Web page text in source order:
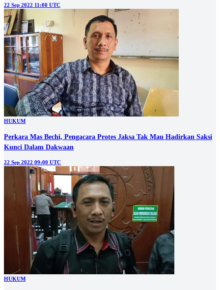
22 Sep 2022 11:00 UTC
HUKUM
Perkara Mas Bechi, Pengacara Protes Jaksa Tak Mau Hadirkan Saksi
Kunci Dalam Dakwaan
22 Sep 2022 09:00 UTC
HUKUM